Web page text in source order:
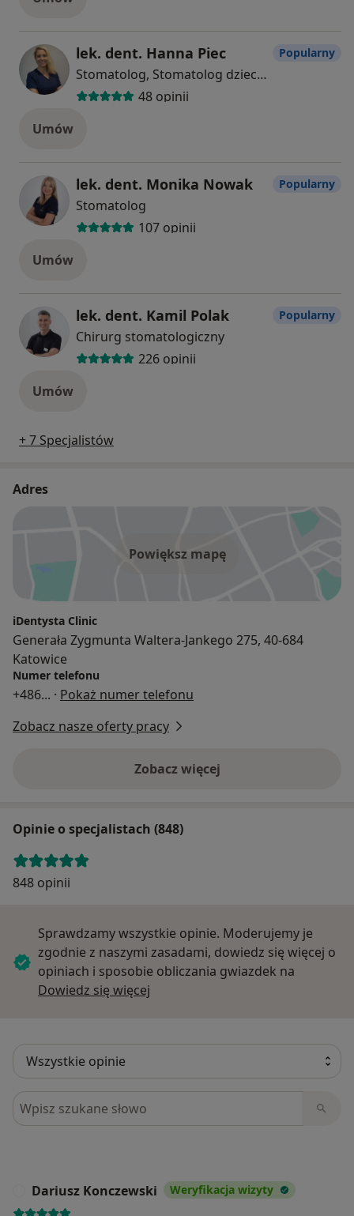
lek. dent. Hanna Piec
Stomatolog, Stomatolog dziecięcy
48 opinii
Popularny
Umów
lek. dent. Monika Nowak
Stomatolog
107 opinii
Popularny
Umów
lek. dent. Kamil Polak
Chirurg stomatologiczny
226 opinii
Popularny
Umów
+ 7 Specjalistów
Adres
Powiększ mapę
iDentysta Clinic
Generała Zygmunta Waltera-Jankego 275, 40-684
Katowice
Numer telefonu
+486... · Pokaż numer telefonu
Zobacz nasze oferty pracy
Zobacz więcej
Opinie o specjalistach (848)
848 opinii
Sprawdzamy wszystkie opinie. Moderujemy je
zgodnie z naszymi zasadami, dowiedz się więcej o
opiniach i sposobie obliczania gwiazdek na
Dowiedz się więcej
Szukaj w opiniach
Dariusz Konczewski Weryfikacja wizyty